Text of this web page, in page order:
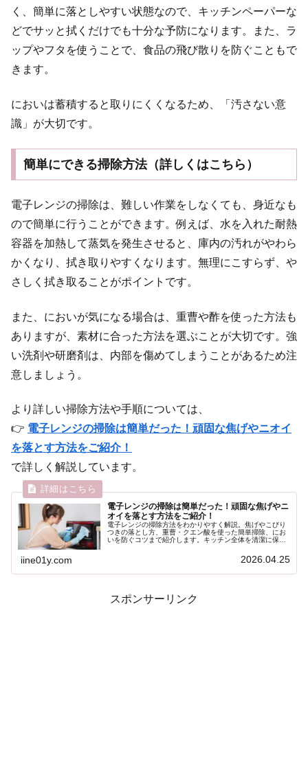
く、簡単に落としやすい状態なので、キッチンペーパーな
どでサッと拭くだけでも十分な予防になります。また、ラ
ップやフタを使うことで、食品の飛び散りを防ぐこともで
きます。
においは蓄積すると取りにくくなるため、「汚さない意
識」が大切です。
簡単にできる掃除方法（詳しくはこちら）
電子レンジの掃除は、難しい作業をしなくても、身近なも
ので簡単に行うことができます。例えば、水を入れた耐熱
容器を加熱して蒸気を発生させると、庫内の汚れがやわら
かくなり、拭き取りやすくなります。無理にこすらず、や
さしく拭き取ることがポイントです。
また、においが気になる場合は、重曹や酢を使った方法も
ありますが、素材に合った方法を選ぶことが大切です。強
い洗剤や研磨剤は、内部を傷めてしまうことがあるため注
意しましょう。
より詳しい掃除方法や手順については、
👉 電子レンジの掃除は簡単だった！頑固な焦げやニオイ
を落とす方法をご紹介！
で詳しく解説しています。
電子レンジの掃除は簡単だった！頑固な焦げやニ
オイを落とす方法をご紹介！
電子レンジの掃除方法をわかりやすく解説。焦げやこびり
つきの落とし方、重曹・クエン酸を使った簡単掃除、にお
いを防ぐコツまで紹介します。キッチン全体を清潔に保つ
iine01y.com 2026.04.25
スポンサーリンク